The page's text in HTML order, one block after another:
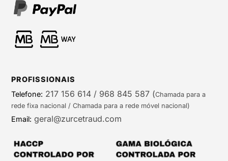
PROFISSIONAIS
Telefone: 217 156 614 / 968 845 587 (Chamada para a
rede fixa nacional / Chamada para a rede móvel nacional)
Email: geral@zurcetraud.com